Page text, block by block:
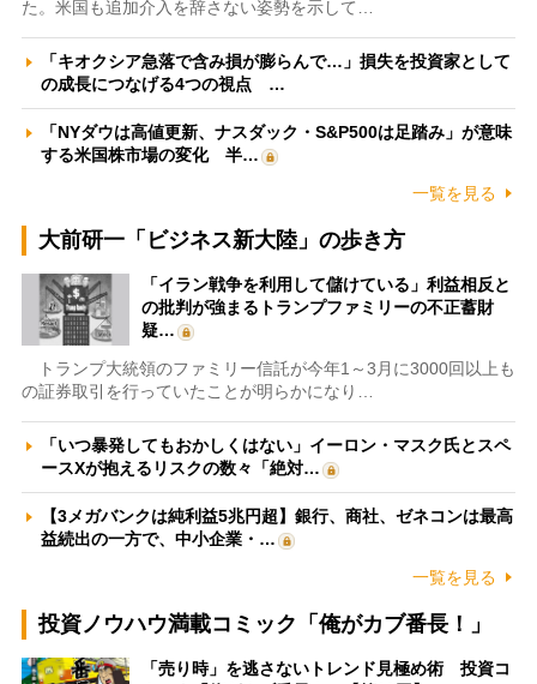
た。米国も追加介入を辞さない姿勢を示して…
「キオクシア急落で含み損が膨らんで…」損失を投資家として
の成長につなげる4つの視点 …
「NYダウは高値更新、ナスダック・S&P500は足踏み」が意味
する米国株市場の変化 半…
一覧を見る
大前研一「ビジネス新大陸」の歩き方
「イラン戦争を利用して儲けている」利益相反と
の批判が強まるトランプファミリーの不正蓄財
疑…
トランプ大統領のファミリー信託が今年1～3月に3000回以上も
の証券取引を行っていたことが明らかになり…
「いつ暴発してもおかしくはない」イーロン・マスク氏とスペ
ースXが抱えるリスクの数々「絶対…
【3メガバンクは純利益5兆円超】銀行、商社、ゼネコンは最高
益続出の一方で、中小企業・…
一覧を見る
投資ノウハウ満載コミック「俺がカブ番長！」
「売り時」を逃さないトレンド見極め術 投資コ